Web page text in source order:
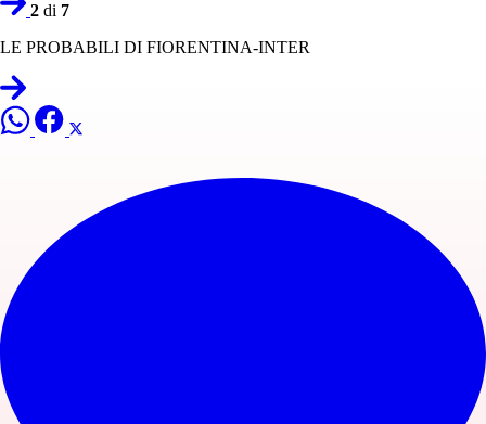
2 di 7
LE PROBABILI DI FIORENTINA-INTER